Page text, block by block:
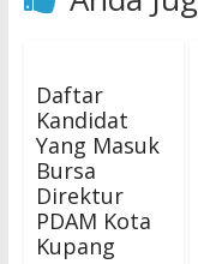
Daftar
Kandidat
Yang Masuk
Bursa
Direktur
PDAM Kota
Kupang